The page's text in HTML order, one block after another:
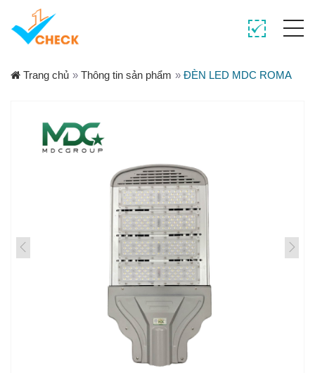
Trang chủ » Thông tin sản phẩm » ĐÈN LED MDC ROMA